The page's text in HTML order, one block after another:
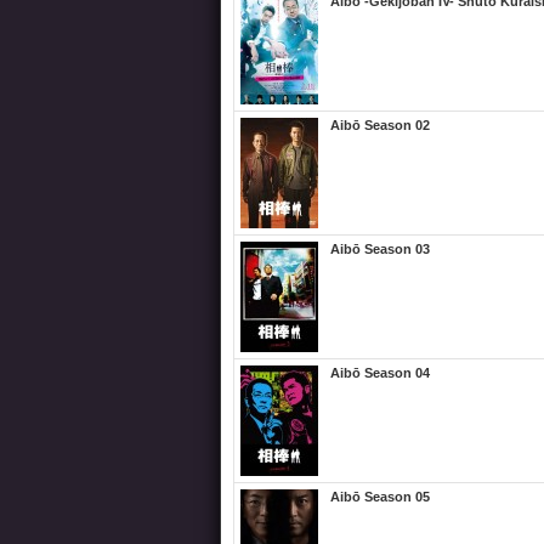
Aibō Season 02
Aibō Season 03
Aibō Season 04
Aibō Season 05